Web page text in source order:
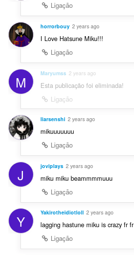
Ligação
horrorbouy 2 years ago
I Love Hatsune Miku!!!
Ligação
M Maryumss 2 years ago
Esta publicação foi eliminada!
Ligação
liarsenshi 2 years ago
mikuuuuuuu
Ligação
J joviplays 2 years ago
miku miku beammmmuuu
Ligação
Y Yakirotheidiotloll 2 years ago
lagging hastune miku is crazy fr fr
Ligação